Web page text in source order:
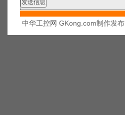
中华工控网 GKong.com制作发布